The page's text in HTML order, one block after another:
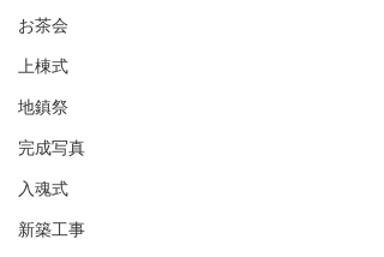
お茶会
上棟式
地鎮祭
完成写真
入魂式
新築工事